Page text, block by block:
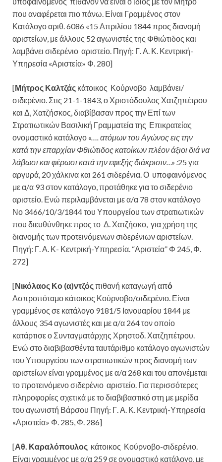
που αναφέρεται πιο πάνω. Είναι Γραμμένος στον
Κατάλογο αριθ. 6086 «15 Απριλίου 1844 προς διανομή
αριστείων, με άλλους 52 αγωνιστές της Φθιώτιδος και
λαμβάνει σιδερένιο αριστείο. Πηγή: Γ. Α. Κ. Κεντρική-
Υπηρεσία «Αριστεία» Φ. 280]
[Μήτρος Καλτζάς κάτοικος Κούρνοβο λαμβάνει/
σιδερένιο. Στις 21-1-1843, ο Χριστόδουλος Χατζηπέτρου
και Δ, Χατζήσκος, διαβίβασαν προς την Επί των
Στρατιωτικών Βασιλική Γραμματεία της Επικρατείας
ονομαστικό κατάλογο «…. ατόμων του Αγώνος εις την
κατά την επαρχίαν Φθιώτιδος κατοίκων πλέον άξιοι διά να
λάβωσι και φέρωσι κατά την εφεξής διάκρισιν…» :25 για
αργυρά, 20 χάλκινα και 261 σιδερένια. Ο υποφαινόμενος
με α/α 93 στον κατάλογο, προτάθηκε για το σιδερένιο
αριστείο. Ενώ περιλαμβάνεται με α/α 78 στον κατάλογο
Νο 3466/10/3/1844 του Υπουργείου των στρατιωτικών
που διευθύνθηκε προς το Δ. Χατζήσκο, για χρήση της
διανομής των προτεινόμενων σιδερένιων αριστείων.
Πηγή: Γ. Α. Κ- Κεντρική-Υπηρεσία. “Αριστεία” Φ 245, Φ.
272]
[Νικόλαος Κο (α)ντζόςπιθανή καταγωγή από
Ασπροπόταμο κάτοικος Κούρνοβο/σιδερένιο. Είναι
γραμμένος σε κατάλογο 9181/5 Ιανουαρίου 1844 με
άλλους 354 αγωνιστές και με α/α 264 τον οποίο
κατάρτισε ο Συνταγματάρχης Χρηστοδ. Χατζηπέτρου.
Ενώ στο διαβιβασθέντα ταυτάριθμο κατάλογο αγωνιστών
του Υπουργείου των στρατιωτικών προς διανομή των
αριστείων είναι γραμμένος με α/α 268 και του απονέμεται
το προτεινόμενο σιδερένιο αριστείο. Για περισσότερες
πληροφορίες σχετικά με το διαβιβαστικό στη με μερίδα
του αγωνιστή Βάρσου Πηγή: Γ. Α. Κ. Κεντρική-Υπηρεσία
«Αριστεία» Φ. 285, Φ. 286]
[Αθ. Καραλόπουλος κάτοικος Κούρνοβο-σιδερένιο.
Είναι γραμμένος με α/α 259 σε ονομαστικό κατάλογο, με